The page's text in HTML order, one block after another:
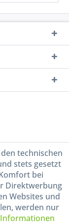
und ggf.
technischen
stets gesetzt
bei
Direktwerbung
Websites und
werden nur